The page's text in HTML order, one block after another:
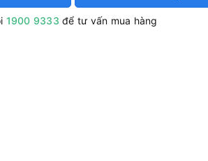
1900 9333 để tư vấn mua hàng